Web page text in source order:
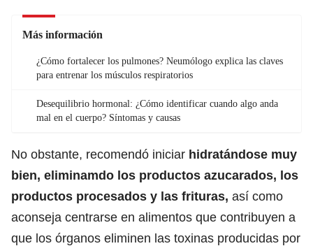
Más información
¿Cómo fortalecer los pulmones? Neumólogo explica las claves
para entrenar los músculos respiratorios
Desequilibrio hormonal: ¿Cómo identificar cuando algo anda
mal en el cuerpo? Síntomas y causas
No obstante, recomendó iniciar hidratándose muy
bien, eliminamdo los productos azucarados, los
productos procesados y las frituras, así como
aconseja centrarse en alimentos que contribuyen a
que los órganos eliminen las toxinas producidas por